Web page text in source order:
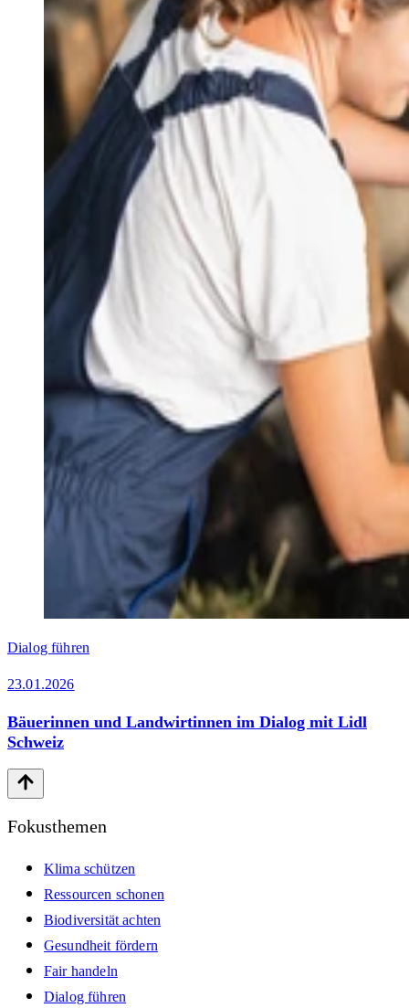
Dialog führen
23.01.2026
Bäuerinnen und Landwirtinnen im Dialog mit Lidl
Schweiz
Fokusthemen
Klima schützen
Ressourcen schonen
Biodiversität achten
Gesundheit fördern
Fair handeln
Dialog führen